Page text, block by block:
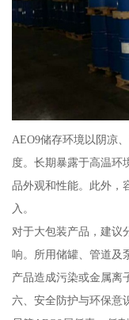
AEO9储存环境以阴凉
度。长期暴露于高温环
品外观和性能。此外，
入。
对于大包装产品，建议
响。所用储罐、管道及
产品造成污染或金属离
六、安全防护与环保意